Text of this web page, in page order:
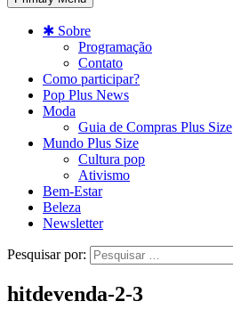
✱ Sobre
Programação
Contato
Como participar?
Pop Plus News
Moda
Guia de Compras Plus Size
Mundo Plus Size
Cultura pop
Ativismo
Bem-Estar
Beleza
Newsletter
Pesquisar por:
hitdevenda-2-3